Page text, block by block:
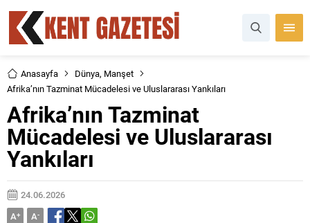
Anasayfa Dünya, Manşet
Afrika’nın Tazminat Mücadelesi ve Uluslararası Yankıları
Afrika’nın Tazminat
Mücadelesi ve Uluslararası
Yankıları
24.06.2026
A+ A-